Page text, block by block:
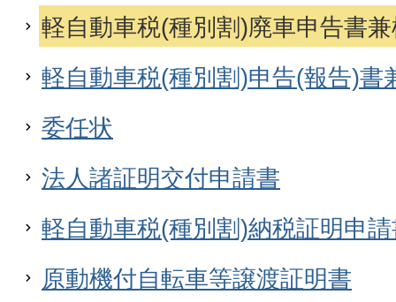
軽自動車税(種別割)廃車申告書
軽自動車税(種別割)申告(報告)書
委任状
法人諸証明交付申請書
軽自動車税(種別割)納税証明申
原動機付自転車等譲渡証明書